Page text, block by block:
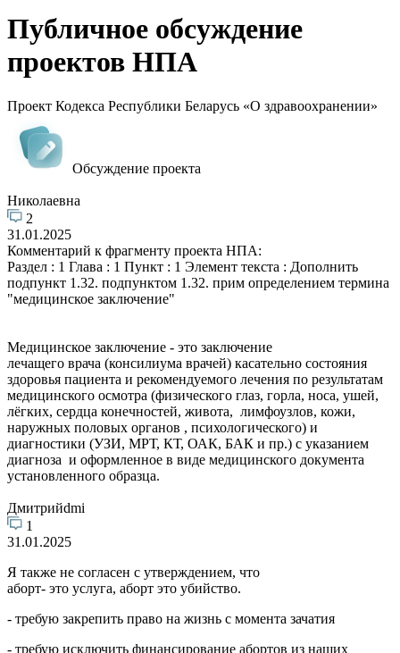
Публичное обсуждение
проектов НПА
Проект Кодекса Республики Беларусь «О здравоохранении»
Обсуждение проекта
Николаевна
2
31.01.2025
Комментарий к фрагменту проекта НПА:
Раздел : 1 Глава : 1 Пункт : 1 Элемент текста : Дополнить
подпункт 1.32. подпунктом 1.32. прим определением термина
"медицинское заключение"
Медицинское заключение - это заключение
лечащего врача (консилиума врачей) касательно состояния
здоровья пациента и рекомендуемого лечения по результатам
медицинского осмотра (физического глаз, горла, носа, ушей,
лёгких, сердца конечностей, живота, лимфоузлов, кожи,
наружных половых органов , психологического) и
диагностики (УЗИ, МРТ, КТ, ОАК, БАК и пр.) с указанием
диагноза и оформленное в виде медицинского документа
установленного образца.
Дмитрийdmi
1
31.01.2025
Я также не согласен с утверждением, что
аборт- это услуга, аборт это убийство.
- требую закрепить право на жизнь с момента зачатия
- требую исключить финансирование абортов из наших